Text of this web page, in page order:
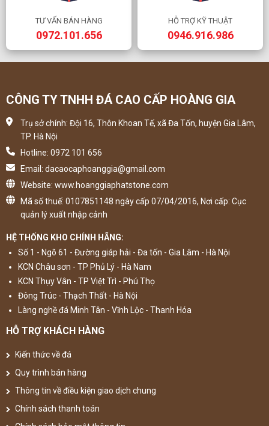
TƯ VẤN BÁN HÀNG
0972.101.656
HỖ TRỢ KỸ THUẬT
0946.916.986
CÔNG TY TNHH ĐÁ CAO CẤP HOÀNG GIA
Trụ sở chính: Đội 16, Thôn Khoan Tế, xã Đa Tốn, huyện Gia Lâm,
TP. Hà Nội
Hotline: 0972 101 656
Email: dacaocaphoanggia@gmail.com
Website: www.hoanggiaphatstone.com
Mã số thuế: 0107851148 ngày cấp 07/04/2016, Nơi cấp: Cục
quản lý xuất nhập cảnh
HỆ THỐNG KHO CHÍNH HÃNG:
Số 1 - Ngõ 61 - Đường giáp hải - Đa tốn - Gia Lâm - Hà Nội
KCN Châu sơn - TP Phủ Lý - Hà Nam
KCN Thụy Vân - TP Việt Trì - Phú Thọ
Đông Trúc - Thạch Thất - Hà Nội
Làng nghề đá Minh Tân - Vĩnh Lộc - Thanh Hóa
HỖ TRỢ KHÁCH HÀNG
Kiến thức về đá
Quy trình bán hàng
Thông tin về điều kiện giao dịch chung
Chính sách thanh toán